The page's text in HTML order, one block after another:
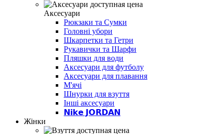
Аксесуари
Рюкзаки та Сумки
Головні убори
Шкарпетки та Гетри
Рукавички та Шарфи
Пляшки для води
Аксесуари для футболу
Аксесуари для плавання
М'ячі
Шнурки для взуття
Інші аксесуари
𝗡𝗶𝗸𝗲 𝗝𝗢𝗥𝗗𝗔𝗡
Жінки